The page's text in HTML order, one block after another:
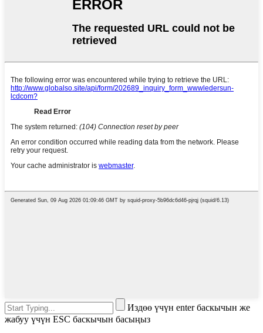
Издөө үчүн enter баскычын же
жабуу үчүн ESC баскычын басыңыз